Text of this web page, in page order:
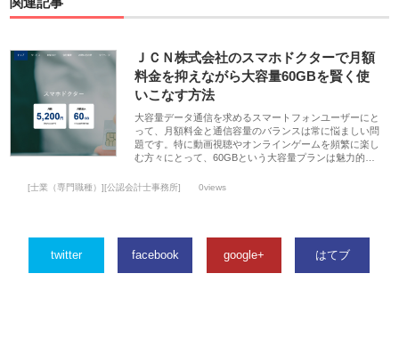
ＪＣＮ株式会社のスマホドクターで月額
料金を抑えながら大容量60GBを賢く使
いこなす方法
大容量データ通信を求めるスマートフォンユーザーにと
って、月額料金と通信容量のバランスは常に悩ましい問
題です。特に動画視聴やオンラインゲームを頻繁に楽し
む方々にとって、60GBという大容量プランは魅力的…
[士業（専門職種）][公認会計士事務所] 0views
twitter facebook google+ はてブ